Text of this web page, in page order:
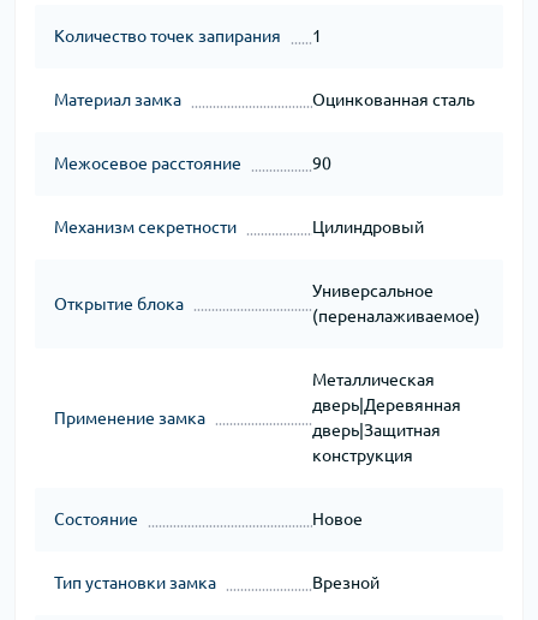
Количество точек запирания 1
Материал замка Оцинкованная сталь
Межосевое расстояние 90
Механизм секретности Цилиндровый
Открытие блока
Универсальное
(переналаживаемое)
Применение замка
Металлическая
дверь|Деревянная
дверь|Защитная
конструкция
Состояние Новое
Тип установки замка Врезной